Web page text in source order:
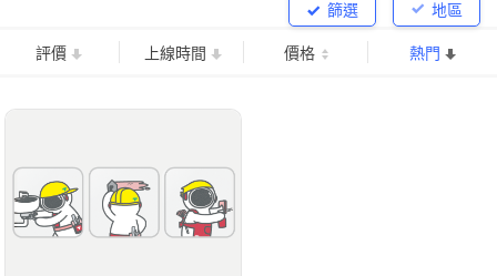
地區
篩選
評價 上線時間 價格 熱門